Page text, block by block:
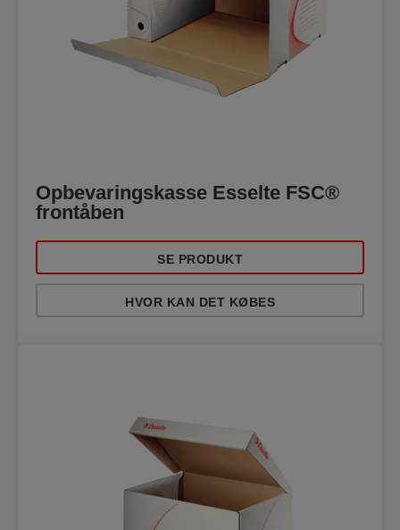
Opbevaringskasse Esselte FSC®
frontåben
SE PRODUKT
HVOR KAN DET KØBES